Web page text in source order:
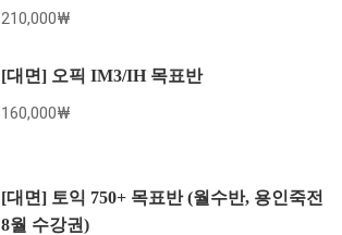
210,000₩
[대면] 오픽 IM3/IH 목표반
160,000₩
[대면] 토익 750+ 목표반 (월수반, 용인죽전
8월 수강권)